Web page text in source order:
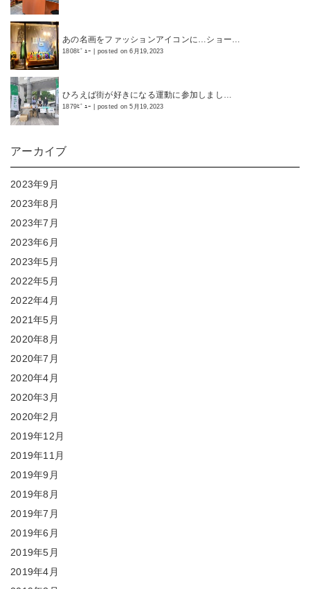
あの名画をファッションアイコンに…ショー…
1808ﾋﾞｭｰ posted on 6月19,2023
ひろえば街が好きになる運動に参加しまし…
1879ﾋﾞｭｰ posted on 5月19,2023
アーカイブ
2023年9月
2023年8月
2023年7月
2023年6月
2023年5月
2022年5月
2022年4月
2021年5月
2020年8月
2020年7月
2020年4月
2020年3月
2020年2月
2019年12月
2019年11月
2019年9月
2019年8月
2019年7月
2019年6月
2019年5月
2019年4月